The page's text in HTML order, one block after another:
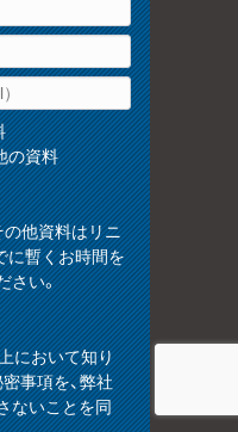
の資料
の他資料はリニ
に暫くお時間を
さい。
において知り
事項を、弊社
ないことを同